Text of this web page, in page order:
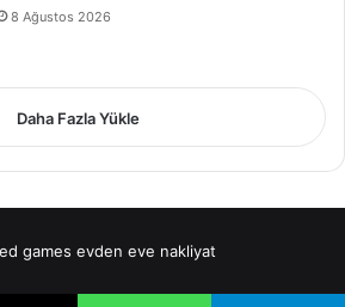
8 Ağustos 2026
Daha Fazla Yükle
games evden eve nakliyat